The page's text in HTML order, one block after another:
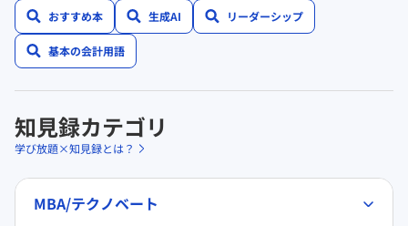
おすすめ本 生成AI リーダーシップ
基本の会計用語
知見録カテゴリ
学び放題×知見録とは？
MBA/テクノベート